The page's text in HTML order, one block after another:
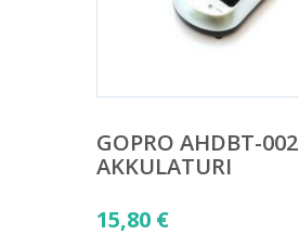
GOPRO AHDBT-002
AKKULATURI
15,80 €